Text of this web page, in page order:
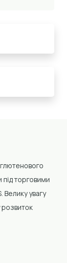
під торговими
Велику увагу
розвиток